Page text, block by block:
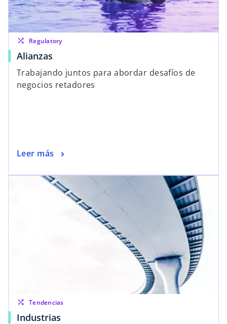
shuffle Regulatory
Alianzas
Trabajando juntos para abordar desafíos de
negocios retadores
Leer más
shuffle Tendencias
Industrias